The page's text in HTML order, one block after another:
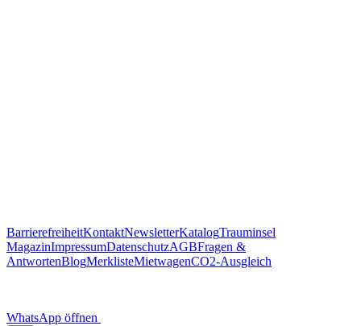
BarrierefreiheitKontaktNewsletterKatalogTrauminsel
MagazinImpressumDatenschutzAGBFragen &
AntwortenBlogMerklisteMietwagenCO2-Ausgleich
WhatsApp öffnen